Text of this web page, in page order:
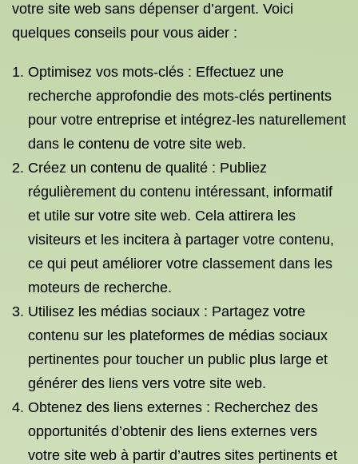
votre site web sans dépenser d’argent. Voici
quelques conseils pour vous aider :
Optimisez vos mots-clés : Effectuez une
recherche approfondie des mots-clés pertinents
pour votre entreprise et intégrez-les naturellement
dans le contenu de votre site web.
Créez un contenu de qualité : Publiez
régulièrement du contenu intéressant, informatif
et utile sur votre site web. Cela attirera les
visiteurs et les incitera à partager votre contenu,
ce qui peut améliorer votre classement dans les
moteurs de recherche.
Utilisez les médias sociaux : Partagez votre
contenu sur les plateformes de médias sociaux
pertinentes pour toucher un public plus large et
générer des liens vers votre site web.
Obtenez des liens externes : Recherchez des
opportunités d’obtenir des liens externes vers
votre site web à partir d’autres sites pertinents et